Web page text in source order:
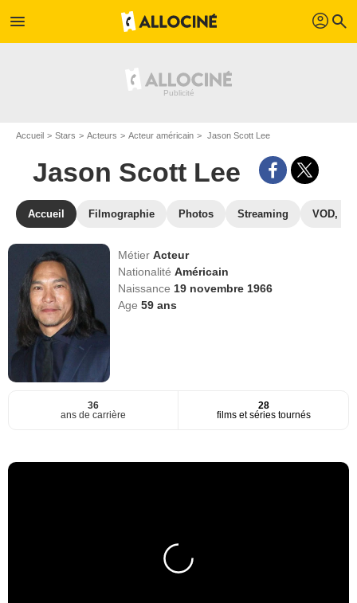
menu profil search
Accueil Stars Acteurs Acteur américain Jason Scott Lee
Jason Scott Lee
Accueil Filmographie Photos Streaming VOD,
MétierActeur
NationalitéAméricain
Naissance 19 novembre 1966
Age59 ans
36
ans de carrière
28
films et séries tournés